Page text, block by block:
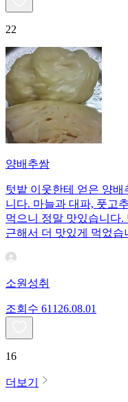
22
양배추쌈
텃밭 이웃한테 얻은 양
니다. 마늘과 대파, 풋고
먹으니 정말 맛있습니다
근해서 더 맛있게 먹었
소원성취
조회수 611 26.08.01
16
더보기